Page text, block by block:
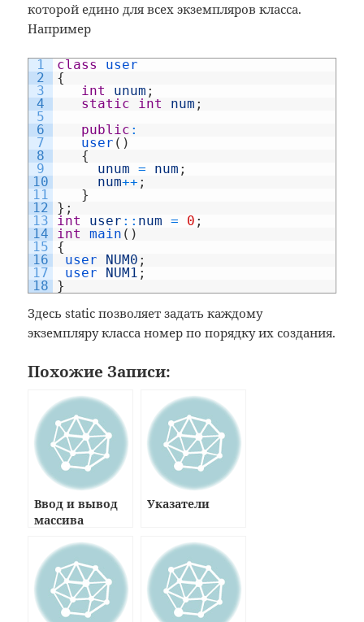
которой едино для всех экземпляров класса.
Например
1
2
3
4
5
6
7
8
9
10
11
12
13
14
15
16
17
18
class
user
{
int
unum ;
static
int num ;
public :
user ( )
{
unum
= num ;
num++ ;
}
} ;
int
user :: num = 0 ;
int
main ( )
{
user NUM0 ;
user NUM1 ;
}
Здесь static позволяет задать каждому
экземпляру класса номер по порядку их создания.
Похожие Записи:
Ввод и вывод
массива
Указатели